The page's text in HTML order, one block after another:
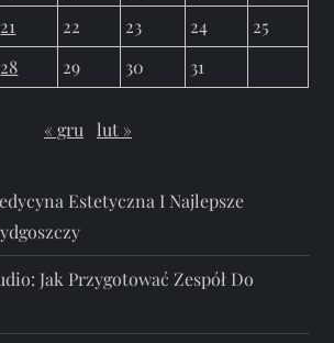
21 22 23 24
25
28 29 30 31
« gru lut »
Estetyczna I Najlepsze
Jak Przygotować Zespół Do